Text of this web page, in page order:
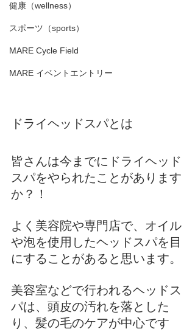
健康（wellness）
スポーツ（sports）
MARE Cycle Field
MARE イベントエントリー
ドライヘッドスパとは
皆さんは今までにドライヘッド
スパをやられたことがあります
か？！
よく美容院や専門店で、オイル
や泡を使用したヘッドスパを目
にすることがあると思います。
美容室などで行われるヘッドス
パは、頭皮の汚れを落とした
り、髪の毛のケアが中心です